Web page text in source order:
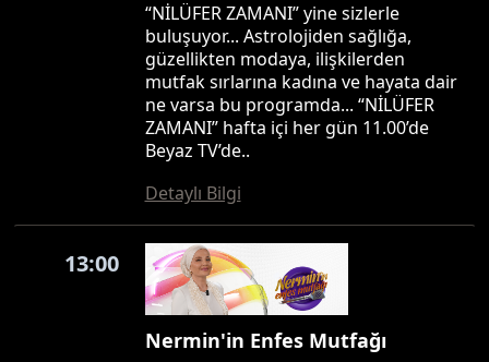
“NİLÜFER ZAMANI” yine sizlerle
buluşuyor... Astrolojiden sağlığa,
güzellikten modaya, ilişkilerden
mutfak sırlarına kadına ve hayata dair
ne varsa bu programda... “NİLÜFER
ZAMANI” hafta içi her gün 11.00’de
Beyaz TV’de..
Detaylı Bilgi
13:00
Nermin'in Enfes Mutfağı